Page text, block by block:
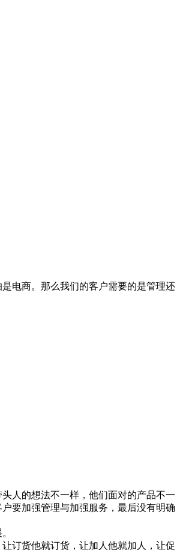
是电商。那么我们的客户需要的是管理还
人的想法不一样，他们面对的产品不一
要加强管理与加强服务，最后没有明确
订货他就订货，让加人他就加人，让促